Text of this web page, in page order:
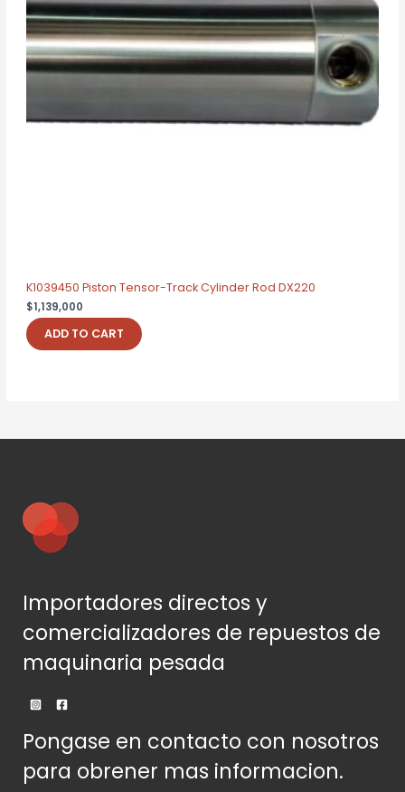
K1039450 Piston Tensor-Track Cylinder Rod DX220
$1,139,000
ADD TO CART
Importadores directos y
comercializadores de repuestos de
maquinaria pesada
Pongase en contacto con nosotros
para obrener mas informacion.